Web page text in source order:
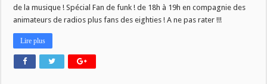
des
années
1980
de la musique ! Spécial Fan de funk ! de 18h à 19h en compagnie des
animateurs de radios plus fans des eighties ! A ne pas rater !!!
Lire plus